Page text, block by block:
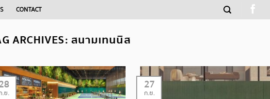
CONTACT
ARCHIVES: สนามเทนนิส
.ย.
27
ก.ย.